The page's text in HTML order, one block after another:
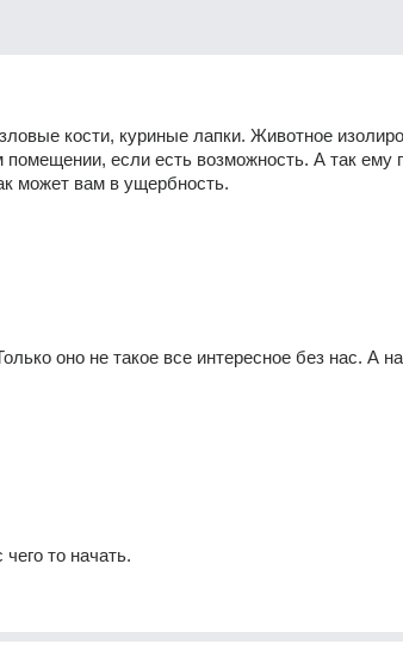
кости, куриные лапки. Животное
если есть возможность. А так ему
может вам в ущербность.
оно не такое все интересное без нас. А
то начать.